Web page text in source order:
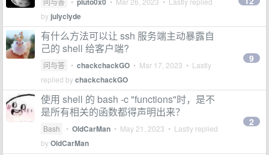
by julyclyde
有什么方法可以让 ssh 服务端主动暴露自
己的 shell 给客户端?
问与答 • chackchackGO • Mar 17, 2023 • Lastly
replied bychackchackGO
9
使用 shell 的 bash -c "functions"时，是不
是所有相关的函数都得声明出来？
Bash • OldCarMan • May 21, 2023 • Lastly replied
byOldCarMan
2